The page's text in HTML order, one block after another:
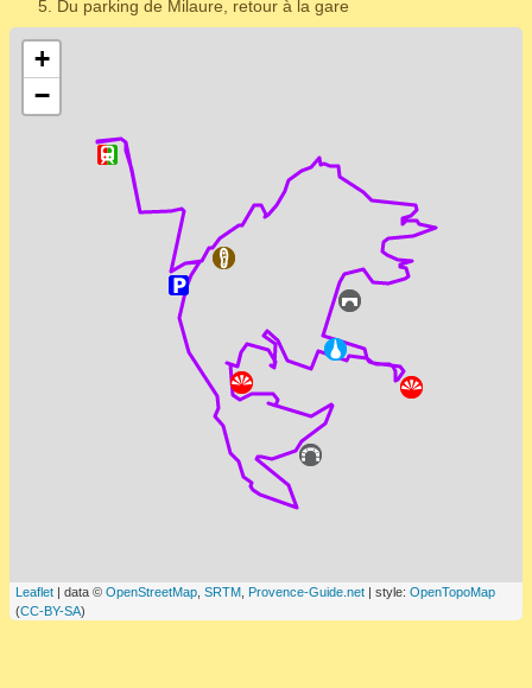
Du parking de Milaure, retour à la gare
+
−
Leaflet | data © OpenStreetMap SRTM Provence-Guide.net | style: OpenTopoMap
(CC-BY-SA)